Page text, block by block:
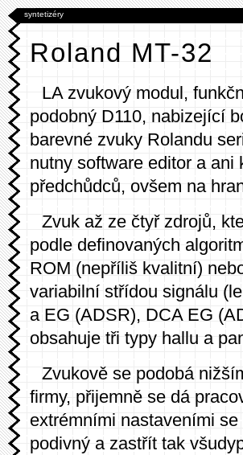
syntetizéry
Roland MT-32
LA zvukový modul,
podobný D110, nabizející
barevné zvuky Rolandu
nutny software editor a
předchůdců, ovšem na
Zvuk až ze čtyř zdrojů,
podle definovaných
ROM (nepříliš kvalitní)
variabilní střídou signálu
a EG (ADSR), DCA EG
obsahuje tři typy hallu a
Zvukově se podobá
firmy, přijemně se dá
extrémními nastaveními
podivný a zastřít tak